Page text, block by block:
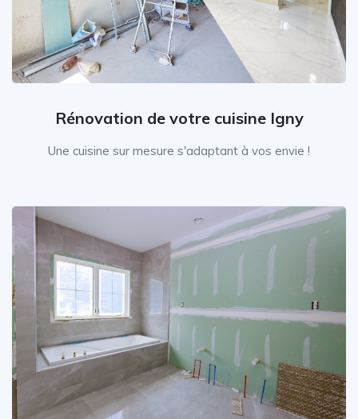
Rénovation de votre cuisine Igny
Une cuisine sur mesure s'adaptant à vos envie !